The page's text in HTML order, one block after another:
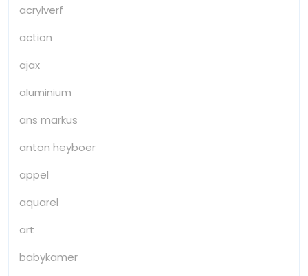
acrylverf
action
ajax
aluminium
ans markus
anton heyboer
appel
aquarel
art
babykamer